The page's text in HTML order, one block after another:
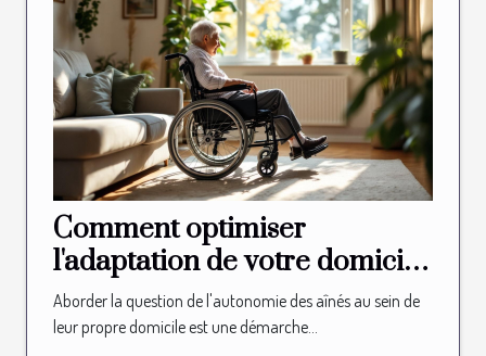
Comment optimiser
l'adaptation de votre domicile
pour l'autonomie des aînés
Aborder la question de l'autonomie des aînés au sein de
leur propre domicile est une démarche...